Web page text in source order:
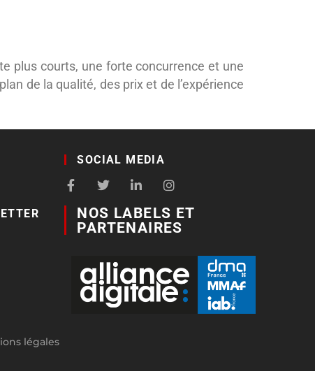
plus courts, une forte concurrence et une
de la qualité, des prix et de l’expérience
SOCIAL MEDIA
NOS LABELS ET
PARTENAIRES
légales